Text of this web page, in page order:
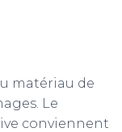
matériau de
Le
conviennent